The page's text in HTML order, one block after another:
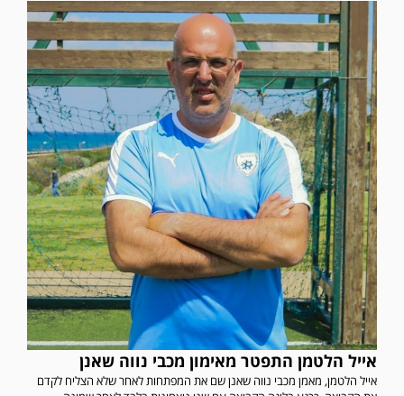
אייל הלטמן התפטר מאימון מכבי נווה שאנן
אייל הלטמן, מאמן מכבי נווה שאנן שם את המפתחות לאחר שלא הצליח לקדם